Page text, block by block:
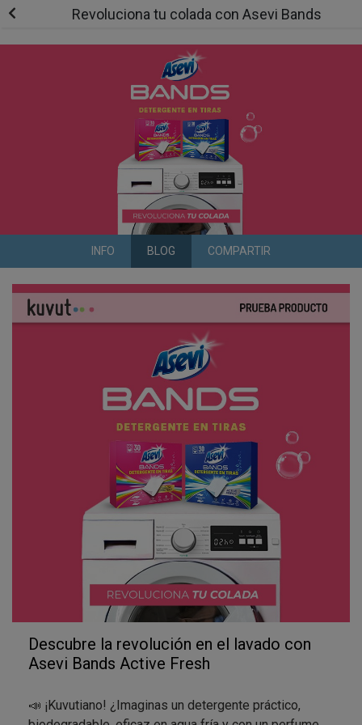
Revoluciona tu colada con Asevi Bands
INFO BLOG COMPARTIR
Descubre la revolución en el lavado con
Asevi Bands Active Fresh
📣 ¡Kuvutiano! ¿Imaginas un detergente práctico,